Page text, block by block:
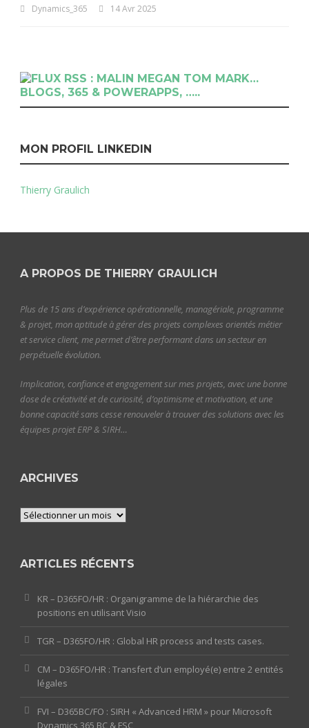
Dynamics_365 14 Avr 2025
RSS : MALIN MEGAN TOM MARK…
BLOGS, 365 & POWERAPPS, …..
MON PROFIL LINKEDIN
Thierry Graulich
A PROPOS DE THIERRY GRAULICH
Plus de 15 ans d’expérience opérationnelle, managériale, programme
& projet, mon aptitude à gérer des projets complexes orientés métier
et service client, me permet d’être performant dans un secteur en
perpétuelle évolution.
Implication, confiance et engagement sur mes projets, avec une bonne
dose de créativité et de curiosité, d’optimisme et motivation, et une
bonne capacité sans cesse renouveler à trouver des solutions avec les
équipes projet ERP & SIRH…
ARCHIVES
Archives
ARTICLES RÉCENTS
KR – D365FO/HR : Organigramme de la hiérarchie des
positions en utilisant Visio
TGR – D365FO/HR : Global HR process and tests cases.
CM – D365FO/HR : Transfert d’un employé(e) entre 2 entités
légales
FVI – D365BC/FO : SIRH « Advanced HRM » pour Microsoft
Dynamics 365 BC & FSC